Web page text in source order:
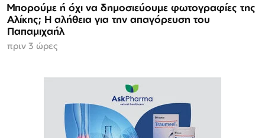
Μπορούμε ή όχι να δημοσιεύουμε φωτογραφίες της
Αλίκης; Η αλήθεια για την απαγόρευση του
Παπαμιχαήλ
πριν 3 ώρες